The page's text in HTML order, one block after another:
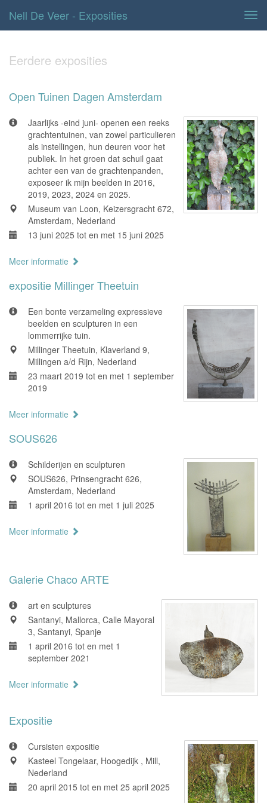
Nell De Veer - Exposities
Eerdere exposities
Open Tuinen Dagen Amsterdam
Jaarlijks -eind juni- openen een reeks
grachtentuinen, van zowel particulieren
als instellingen, hun deuren voor het
publiek. In het groen dat schuil gaat
achter een van de grachtenpanden,
exposeer ik mijn beelden in 2016,
2019, 2023, 2024 en 2025.
Museum van Loon, Keizersgracht 672,
Amsterdam, Nederland
13 juni 2025 tot en met 15 juni 2025
Meer informatie
expositie Millinger Theetuin
Een bonte verzameling expressieve
beelden en sculpturen in een
lommerrijke tuin.
Millinger Theetuin, Klaverland 9,
Millingen a/d Rijn, Nederland
23 maart 2019 tot en met 1 september
2019
Meer informatie
SOUS626
Schilderijen en sculpturen
SOUS626, Prinsengracht 626,
Amsterdam, Nederland
1 april 2016 tot en met 1 juli 2025
Meer informatie
Galerie Chaco ARTE
art en sculptures
Santanyi, Mallorca, Calle Mayoral
3, Santanyi, Spanje
1 april 2016 tot en met 1
september 2021
Meer informatie
Expositie
Cursisten expositie
Kasteel Tongelaar, Hoogedijk , Mill,
Nederland
20 april 2015 tot en met 25 april 2025